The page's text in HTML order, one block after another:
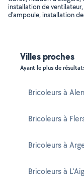
installation de
d'ampoule, installation
Villes proches
Ayant le plus de
Bricoleurs à
Bricoleurs à
Bricoleurs à
Bricoleurs à